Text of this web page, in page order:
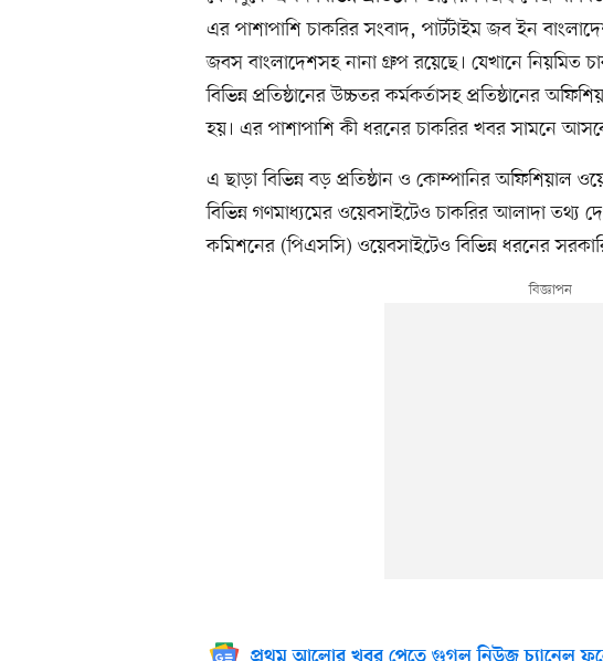
এর পাশাপাশি চাকরির সংবাদ, পার্টটাইম জব ইন
জবস বাংলাদেশসহ নানা গ্রুপ রয়েছে। যেখানে নিয়মিত
বিভিন্ন প্রতিষ্ঠানের উচ্চতর কর্মকর্তাসহ প্রতিষ্ঠানের
হয়। এর পাশাপাশি কী ধরনের চাকরির খবর সামনে
এ ছাড়া বিভিন্ন বড় প্রতিষ্ঠান ও কোম্পানির অফিশিয়াল
বিভিন্ন গণমাধ্যমের ওয়েবসাইটেও চাকরির আলাদা তথ্য
কমিশনের (পিএসসি) ওয়েবসাইটেও বিভিন্ন ধরনের